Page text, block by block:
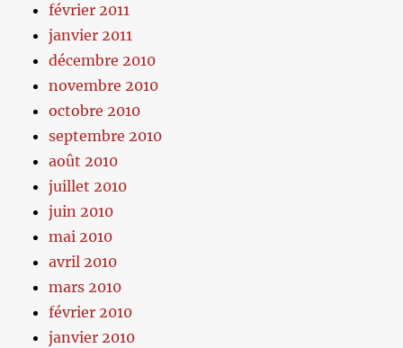
février 2011
janvier 2011
décembre 2010
novembre 2010
octobre 2010
septembre 2010
août 2010
juillet 2010
juin 2010
mai 2010
avril 2010
mars 2010
février 2010
janvier 2010